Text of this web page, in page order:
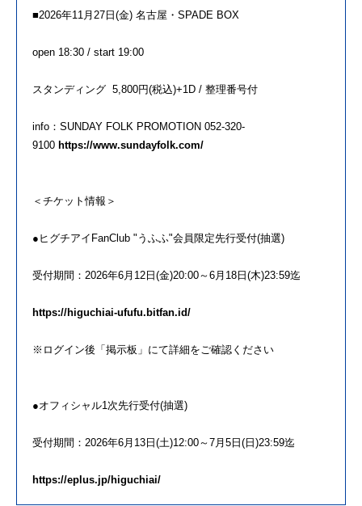
■2026年11月27日(金) 名古屋・SPADE BOX
open 18:30 / start 19:00
スタンディング 5,800円(税込)+1D / 整理番号付
info：SUNDAY FOLK PROMOTION 052-320-
9100 https://www.sundayfolk.com/
＜チケット情報＞
● ヒグチアイ FanClub "うふふ"会員限定先行受付(抽選)
受付期間：2026年6月12日(金)20:00～6月18日(木)23:59迄
https://higuchiai-ufufu. bitfan.id/
※ログイン後「掲示板」にて詳細をご確認ください
●オフィシャル1次先行受付(抽選)
受付期間：2026年6月13日(土)12:00～7月5日( 日)23:59迄
https://eplus.jp/higuchiai/